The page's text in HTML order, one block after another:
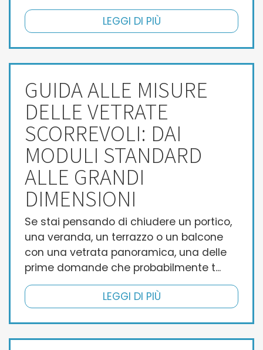
LEGGI DI PIÙ
GUIDA ALLE MISURE
DELLE VETRATE
SCORREVOLI: DAI
MODULI STANDARD
ALLE GRANDI
DIMENSIONI
Se stai pensando di chiudere un portico,
una veranda, un terrazzo o un balcone
con una vetrata panoramica, una delle
prime domande che probabilmente t...
LEGGI DI PIÙ